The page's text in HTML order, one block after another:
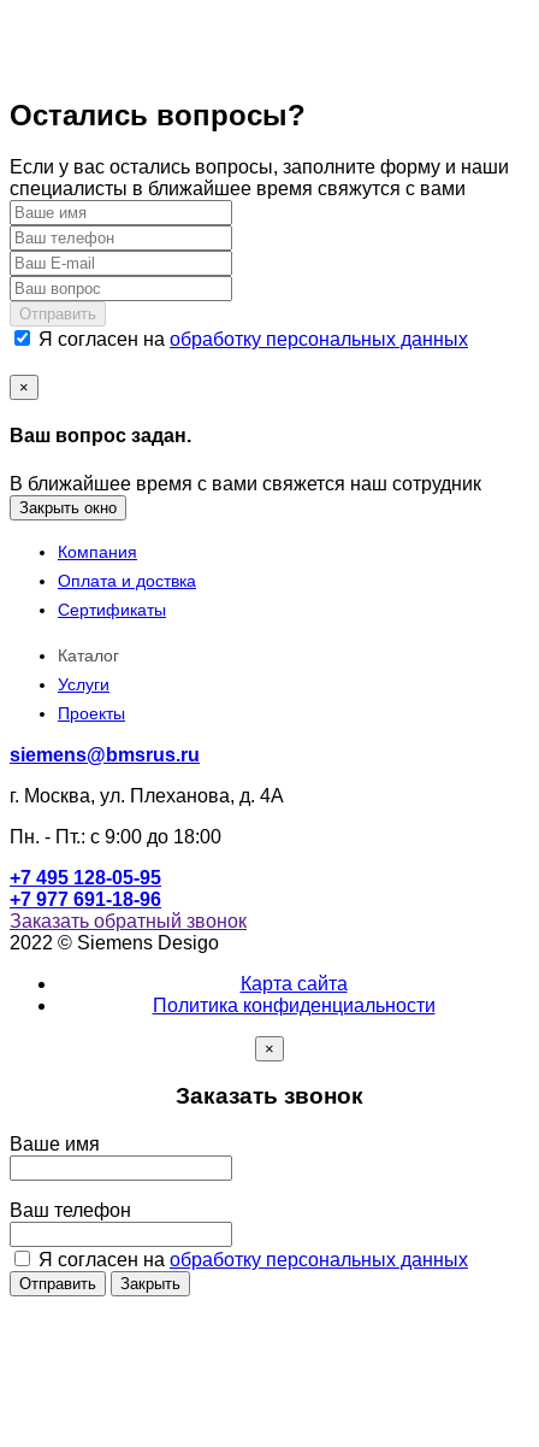
Остались вопросы?
Если у вас остались вопросы, заполните форму и наши
специалисты в ближайшее время свяжутся с вами
Отправить
Я согласен на обработку персональных данных
×
Ваш вопрос задан.
В ближайшее время с вами свяжется наш сотрудник
Закрыть окно
Компания
Оплата и доствка
Сертификаты
Каталог
Услуги
Проекты
siemens@bmsrus.ru
г. Москва, ул. Плеханова, д. 4А
Пн. - Пт.: c 9:00 до 18:00
+7 495 128-05-95
+7 977 691-18-96
Заказать обратный звонок
2022 © Siemens Desigo
Карта сайта
Политика конфиденциальности
×
Заказать звонок
Ваше имя
Ваш телефон
Я согласен на обработку персональных данных
Отправить Закрыть